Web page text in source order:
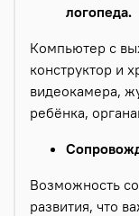
логопеда.
Компьютер с
конструктор и
видеокамера,
ребёнка,
Возможность
развития, что